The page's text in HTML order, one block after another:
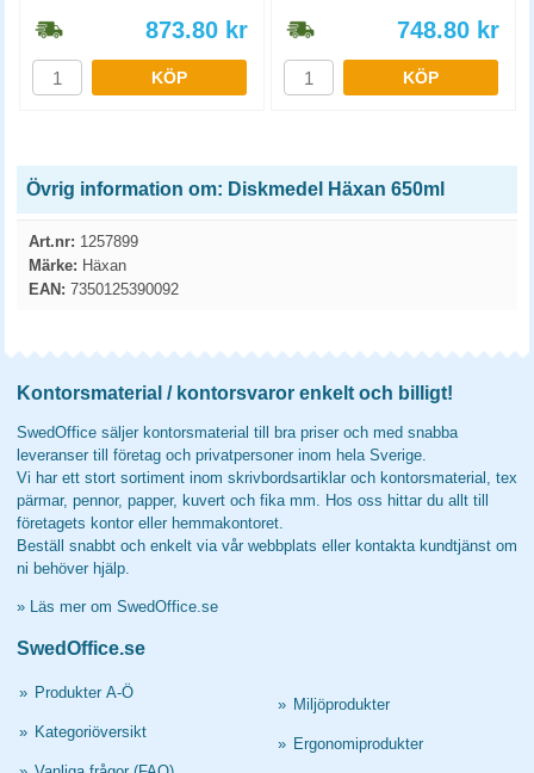
873.80 kr
KÖP
748.80 kr
KÖP
Övrig information om: Diskmedel Häxan 650ml
Art.nr: 1257899
Märke: Häxan
EAN: 7350125390092
Kontorsmaterial / kontorsvaror enkelt och billigt!
SwedOffice säljer kontorsmaterial till bra priser och med snabba
leveranser till företag och privatpersoner inom hela Sverige.
Vi har ett stort sortiment inom skrivbordsartiklar och kontorsmaterial, tex
pärmar, pennor, papper, kuvert och fika mm. Hos oss hittar du allt till
företagets kontor eller hemmakontoret.
Beställ snabbt och enkelt via vår webbplats eller kontakta kundtjänst om
ni behöver hjälp.
» Läs mer om SwedOffice.se
SwedOffice.se
» Produkter A-Ö
» Kategoriöversikt
» Miljöprodukter
» Ergonomiprodukter